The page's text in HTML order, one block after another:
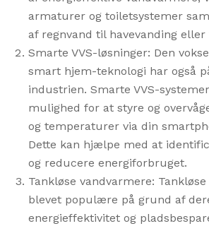
armaturer og toiletsystemer
af regnvand til havevanding
Smarte VVS-løsninger: Den
smart hjem-teknologi har også
industrien. Smarte VVS-
mulighed for at styre og
og temperaturer via din
Dette kan hjælpe med at
og reducere energiforbruget.
Tankløse vandvarmere:
blevet populære på grund af
energieffektivitet og